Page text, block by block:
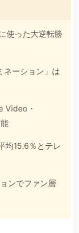
使った大逆転勝
ネーション」は
Video・
均15.6％とテレ
ンでファン層